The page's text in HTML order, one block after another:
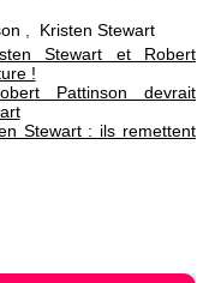
Kristen Stewart
Stewart et Robert
!
Pattinson devrait
Stewart : ils remettent